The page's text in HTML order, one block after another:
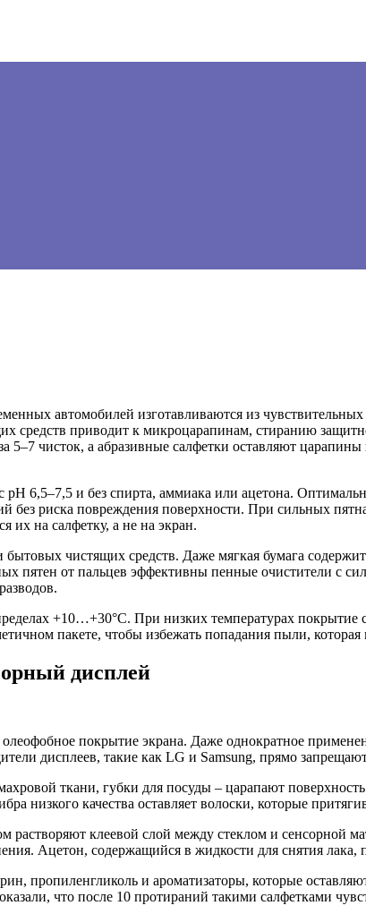
автомобилей изготавливаются из
средств приводит к микроцарапинам, стиранию
чисток, а абразивные салфетки оставляют
pH 6,5–7,5 и без спирта, аммиака или ацетона.
без риска повреждения поверхности. При сильных
их на салфетку, а не на экран.
чистящих средств. Даже мягкая бумага
пятен от пальцев эффективны пенные очистители с
+10…+30°C. При низких температурах покрытие
пакете, чтобы избежать попадания пыли,
дисплей
покрытие экрана. Даже однократное
дисплеев, такие как LG и Samsung, прямо
ткани, губки для посуды – царапают
низкого качества оставляет волоски, которые
растворяют клеевой слой между стеклом и сенсорной
Ацетон, содержащийся в жидкости для снятия лака,
пропиленгликоль и ароматизаторы, которые
что после 10 протираний такими салфетками